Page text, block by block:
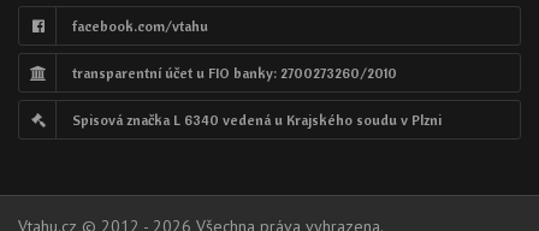
facebook.com/vtahu
transparentní účet u FIO banky: 2700273260/2010
Spisová značka L 6340 vedená u Krajského soudu v Plzni
Vtahu.cz © 2012 - 2026 Všechna práva vyhrazena.